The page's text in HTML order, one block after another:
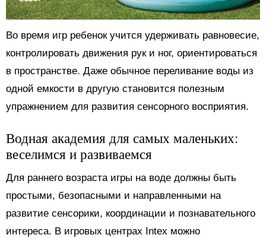
Во время игр ребенок учится удерживать равновесие,
контролировать движения рук и ног, ориентироваться
в пространстве. Даже обычное переливание воды из
одной емкости в другую становится полезным
упражнением для развития сенсорного восприятия.
Водная академия для самых маленьких:
веселимся и развиваемся
Для раннего возраста игры на воде должны быть
простыми, безопасными и направленными на
развитие сенсорики, координации и познавательного
интереса. В игровых центрах Intex можно